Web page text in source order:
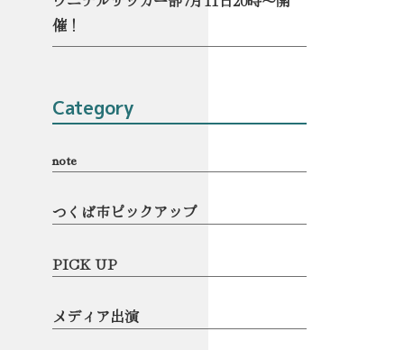
催！
Category
note
つくば市ピックアップ
PICK UP
メディア出演